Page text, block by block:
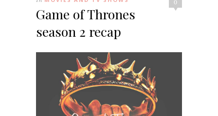
0
Game of Thrones
season 2 recap